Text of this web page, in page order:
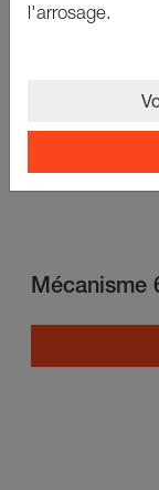
Mécanisme
l'arrosage.